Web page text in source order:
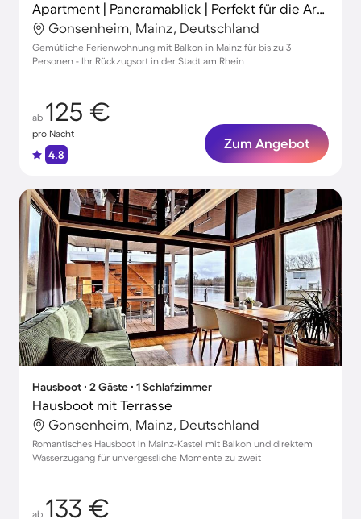
Apartment | Panoramablick | Perfekt für die Arbeit von Zuhause
Gonsenheim, Mainz, Deutschland
Gemütliche Ferienwohnung mit Balkon in Mainz für bis zu 3
Personen - Ihr Rückzugsort in der Stadt am Rhein
ab 125 €
pro Nacht
4.8
Zum Angebot
Hausboot ∙ 2 Gäste ∙ 1 Schlafzimmer
Hausboot mit Terrasse
Gonsenheim, Mainz, Deutschland
Romantisches Hausboot in Mainz-Kastel mit Balkon und direktem
Wasserzugang für unvergessliche Momente zu zweit
ab 133 €